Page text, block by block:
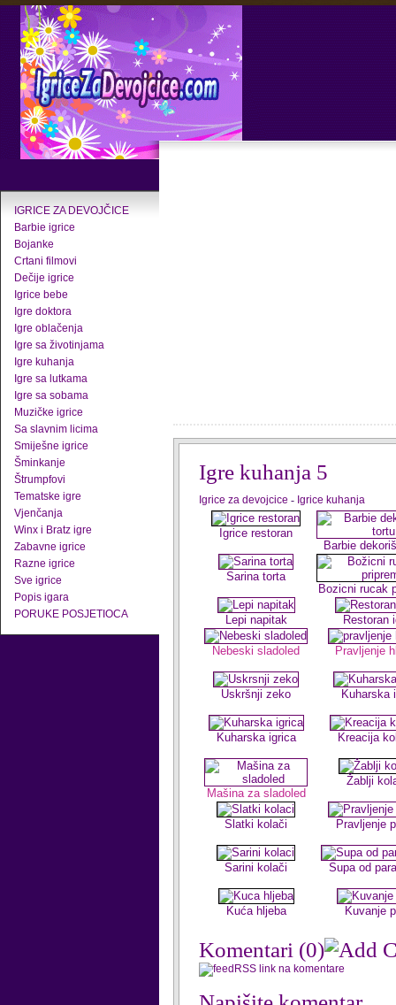
IGRICE ZA DEVOJČICE
Barbie igrice
Bojanke
Crtani filmovi
Dečije igrice
Igrice bebe
Igre doktora
Igre oblačenja
Igre sa životinjama
Igre kuhanja
Igre sa lutkama
Igre sa sobama
Muzičke igrice
Sa slavnim licima
Smiješne igrice
Šminkanje
Štrumpfovi
Tematske igre
Vjenčanja
Winx i Bratz igre
Zabavne igrice
Razne igrice
Sve igrice
Popis igara
PORUKE POSJETIOCA
Igre kuhanja 5
Igrice za devojcice - Igrice kuhanja
Igrice restoran
Barbie
Sarina torta
Bozicni rucak
Lepi napitak Restoran
Nebeski sladoled Pravljenje
Uskršnji zeko Kuharska
Kuharska igrica Kreacija
Mašina za sladoled
Žablji
Slatki kolači Pravljenje
Sarini kolači Supa od
Kuća hljeba Kuvanje
Komentari (0)
RSS link na komentare